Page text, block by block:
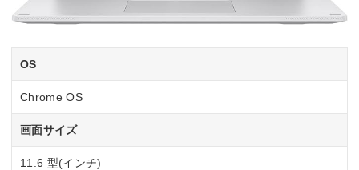
OS
Chrome OS
画面サイズ
11.6 型(インチ)